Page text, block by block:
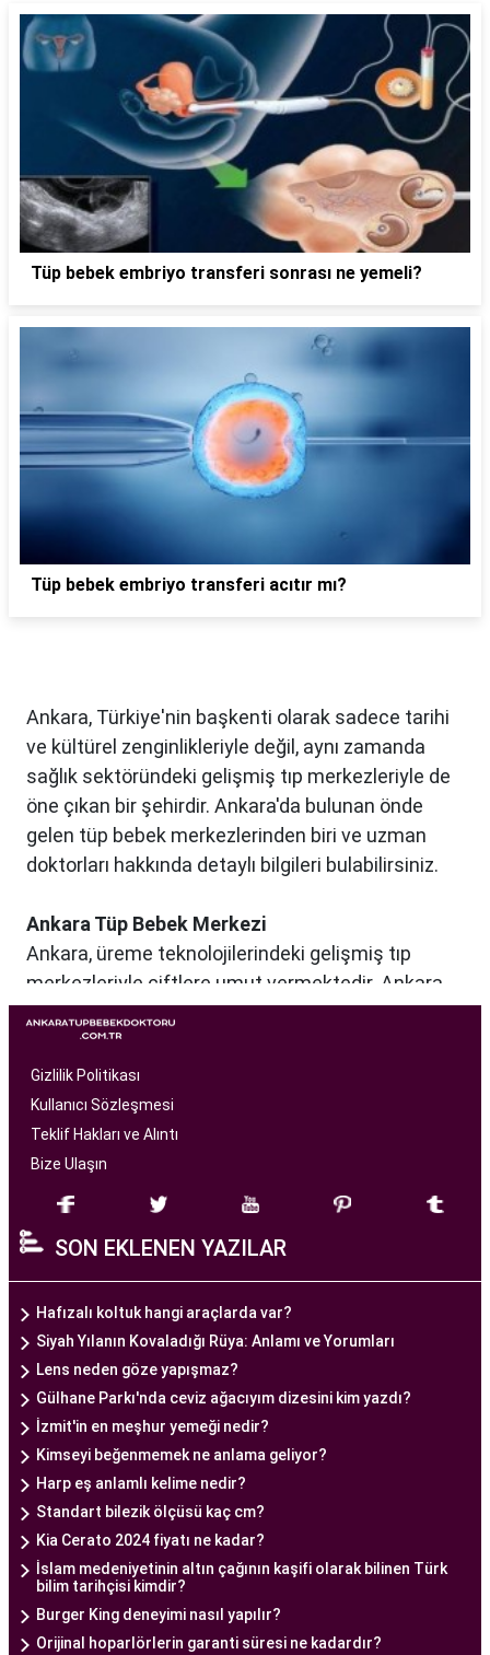
Tüp bebek embriyo transferi sonrası ne yemeli?
Tüp bebek embriyo transferi acıtır mı?
Ankara, Türkiye'nin başkenti olarak sadece tarihi
ve kültürel zenginlikleriyle değil, aynı zamanda
sağlık sektöründeki gelişmiş tıp merkezleriyle de
öne çıkan bir şehirdir. Ankara'da bulunan önde
gelen tüp bebek merkezlerinden biri ve uzman
doktorları hakkında detaylı bilgileri bulabilirsiniz.
Ankara Tüp Bebek Merkezi
Ankara, üreme teknolojilerindeki gelişmiş tıp
merkezleriyle çiftlere umut vermektedir. Ankara
Tüp Bebek Merkezi, kısırlık sorunu yaşayan
çiftlere profesyonel ve bireysel bir yaklaşımla
hizmet sunan bir sağlık kuruluşudur. Modern
tıbbın son teknolojilerini kullanarak, çiftlere
başarılı tüp bebek tedavileri sunmayı amaçlar.
bir ekip tarafından yönetilmektedir. Burada görev
alan tıp profesyonelleri, çiftlere kişiselleştirilmiş
tedavi planları sunarak, her çiftin özel durumunu
dikkate alır. Ayrıca, merkezde kullanılan teknoloji
ve ekipmanlar, tedavi sürecini daha etkili ve
güvenli hale getirir.
Ankara Tüp Bebek Merkezi, hasta odaklı hizmet
anlayışı ve etik prensipler çerçevesinde, çiftlere
sağlıklı bir gebelik yaşama şansı tanıyan kapsamlı
bir tüp bebek hizmeti sunar.
Ankara Tüp Bebek Doktoru
Tüp bebek tedavisi, uzman bir ekibin liderliğinde
ve deneyimli bir doktorun rehberliğinde
yürütülmesi gereken bir süreçtir. Ankara Tüp
Gizlilik Politikası
Kullanıcı Sözleşmesi
Teklif Hakları ve Alıntı
Bize Ulaşın
SON EKLENEN YAZILAR
Hafızalı koltuk hangi araçlarda var?
Siyah Yılanın Kovaladığı Rüya: Anlamı ve Yorumları
Lens neden göze yapışmaz?
Gülhane Parkı'nda ceviz ağacıyım dizesini kim yazdı?
İzmit'in en meşhur yemeği nedir?
Kimseyi beğenmemek ne anlama geliyor?
Harp eş anlamlı kelime nedir?
Standart bilezik ölçüsü kaç cm?
Kia Cerato 2024 fiyatı ne kadar?
İslam medeniyetinin altın çağının kaşifi olarak bilinen Türk
bilim tarihçisi kimdir?
Burger King deneyimi nasıl yapılır?
Orijinal hoparlörlerin garanti süresi ne kadardır?